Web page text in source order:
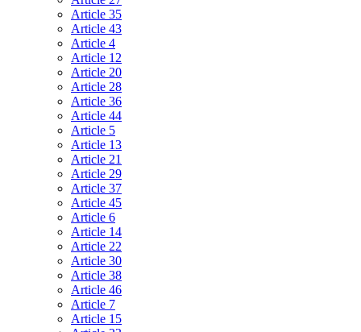
Article 35
Article 43
Article 4
Article 12
Article 20
Article 28
Article 36
Article 44
Article 5
Article 13
Article 21
Article 29
Article 37
Article 45
Article 6
Article 14
Article 22
Article 30
Article 38
Article 46
Article 7
Article 15